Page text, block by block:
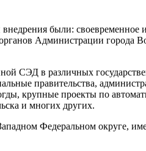
были: своевременное
Администрации города
СЭД в различных
правительства,
крупные проекты по
и многих других.
Федеральном округе,